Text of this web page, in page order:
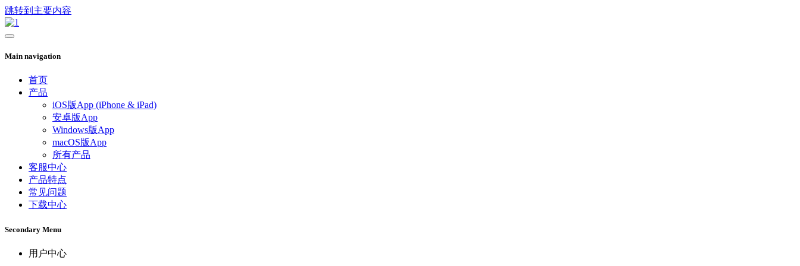
跳转到主要内容
Main navigation
首页
产品
iOS版App (iPhone & iPad)
安卓版App
Windows版App
macOS版App
所有产品
客服中心
产品特点
常见问题
下载中心
Secondary Menu
用户中心